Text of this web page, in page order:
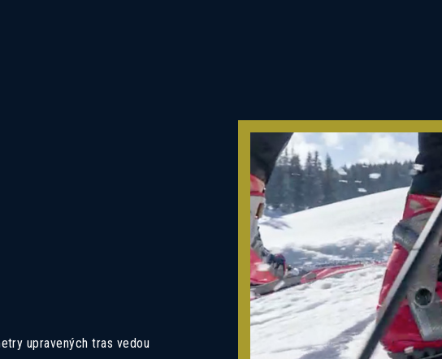
upravených tras vedou
Mám zájem o dotovanou hypotéku 2,89%
Mám zájem o investiční nabídku 10,52%
Preferovaný jazyk
Slovensky
English